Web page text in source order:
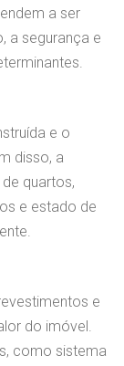
a ser
a segurança e
e o
disso, a
quartos,
e estado de
e
do imóvel.
como sistema